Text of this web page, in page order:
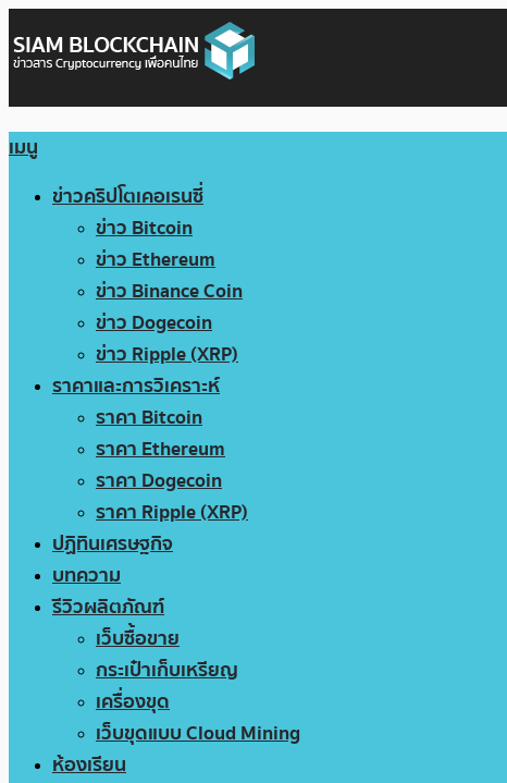
เมนู
ข่าวคริปโตเคอเรนซี่
ข่าว Bitcoin
ข่าว Ethereum
ข่าว Binance Coin
ข่าว Dogecoin
ข่าว Ripple (XRP)
ราคาและการวิเคราะห์
ราคา Bitcoin
ราคา Ethereum
ราคา Dogecoin
ราคา Ripple (XRP)
ปฏิทินเศรษฐกิจ
บทความ
รีวิวผลิตภัณฑ์
เว็บซื้อขาย
กระเป๋าเก็บเหรียญ
เครื่องขุด
เว็บขุดแบบ Cloud Mining
ห้องเรียน